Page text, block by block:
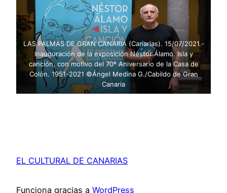
LAS PALMAS DE GRAN CANARIA (Canarias). 15/07/2021.-
Inauguración de la exposición Néstor Álamo. Isla y
canción, con motivo del 70º Aniversario de la Casa de
Colón. 1951-2021 ©Ángel Medina G./Cabildo de Gran
Canaria
EL CULTURAL DE CANARIAS
Funciona gracias a WordPress